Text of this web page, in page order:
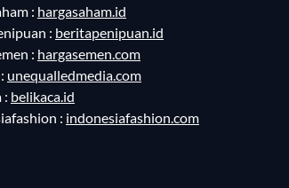
: hargasaham.id
: beritapenipuan.id
: hargasemen.com
unequalledmedia.com
: belikaca.id
: indonesiafashion.com